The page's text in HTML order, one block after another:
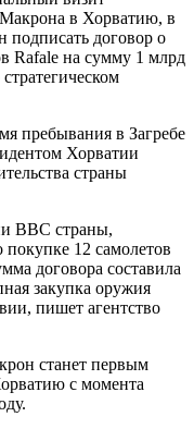
в Хорватию, в
подписать договор о
Rafale на сумму 1 млрд
пребывания в Загребе
Хорватии
страны
ВВС страны,
12 самолетов
договора составила
закупка оружия
пишет агентство
станет первым
с момента